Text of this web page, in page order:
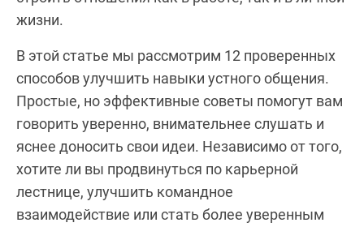
жизни.
В этой статье мы рассмотрим 12 проверенных
способов улучшить навыки устного общения.
Простые, но эффективные советы помогут вам
говорить уверенно, внимательнее слушать и
яснее доносить свои идеи. Независимо от того,
хотите ли вы продвинуться по карьерной
лестнице, улучшить командное
взаимодействие или стать более уверенным